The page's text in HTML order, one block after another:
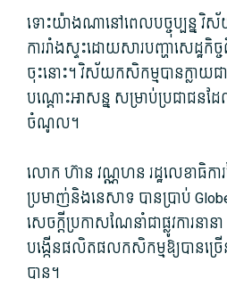
ទោះ​យ៉ាងណា​នៅពេល​បច្ចុប្បន្ន វិ​
ការ​រាំងស្ទះ​ដោយសារ​បញ្ហា​សេដ្ឋ
ចុះ​នោះ។ វិស័យ​កសិកម្ម​បាន​ក្លាយជា​
បណ្ដោះអាសន្ន សម្រាប់​ប្រជាជន​ដ
ចំណូល។
លោក ហ៊ាន វណ្ណ​ហន រដ្ឋលេខាធិការ​
ប្រមាញ់​និង​នេសាទ បាន​ប្រាប់
សេចក្តី​ប្រកាស​ណែនាំ​ជា​ផ្លូវការ​នាន
បង្កើនផលិតផល​កសិកម្ម​ឱ្យ​បាន​ច្រើ
បាន។